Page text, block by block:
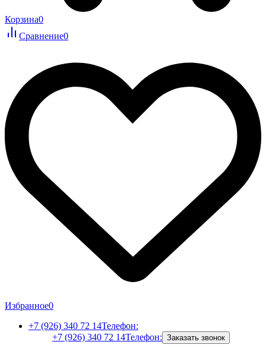
Корзина0
Сравнение0
Избранное0
+7 (926) 340 72 14Телефон:
+7 (926) 340 72 14Телефон: Заказать звонок